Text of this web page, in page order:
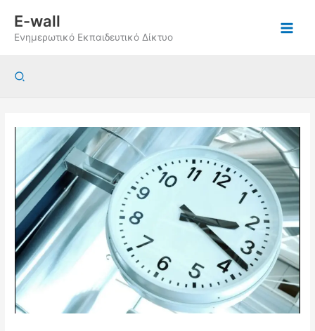
περιεχόμενο
E-wall
Ενημερωτικό Εκπαιδευτικό Δίκτυο
Αναζήτηση